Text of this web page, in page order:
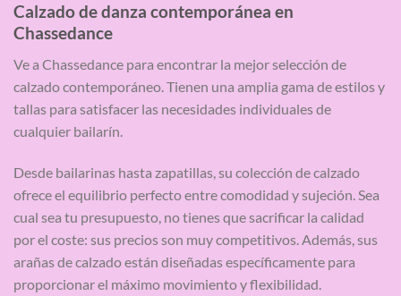
Calzado de danza contemporánea en
Chassedance
Ve a Chassedance para encontrar la mejor selección de
calzado contemporáneo. Tienen una amplia gama de estilos y
tallas para satisfacer las necesidades individuales de
cualquier bailarín.
Desde bailarinas hasta zapatillas, su colección de calzado
ofrece el equilibrio perfecto entre comodidad y sujeción. Sea
cual sea tu presupuesto, no tienes que sacrificar la calidad
por el coste: sus precios son muy competitivos. Además, sus
arañas de calzado están diseñadas específicamente para
proporcionar el máximo movimiento y flexibilidad.